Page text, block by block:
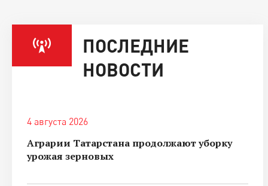
ПОСЛЕДНИЕ
НОВОСТИ
4 августа 2026
Аграрии Татарстана продолжают уборку
урожая зерновых